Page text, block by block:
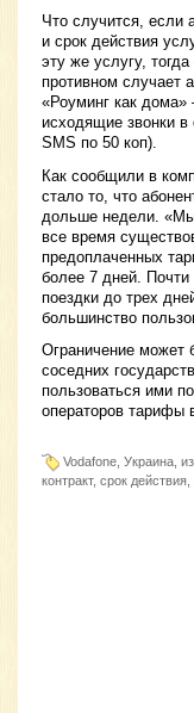
Что случится, если
и срок действия
эту же услугу,
противном случает
«Роуминг как
исходящие звонки в
SMS по 50 коп).
Как сообщили в
стало то, что
дольше недели. «Мы
все время
предоплаченных
более 7 дней. Почти
поездки до трех
большинство
Ограничение может
соседних
пользоваться ими
операторов тарифы
Vodafone, Украина,
контракт, срок